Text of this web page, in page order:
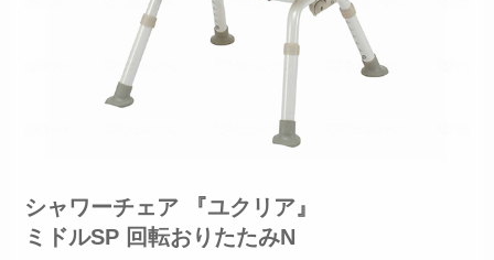
シャワーチェア 『ユクリア』
ミドルSP 回転おりたたみN